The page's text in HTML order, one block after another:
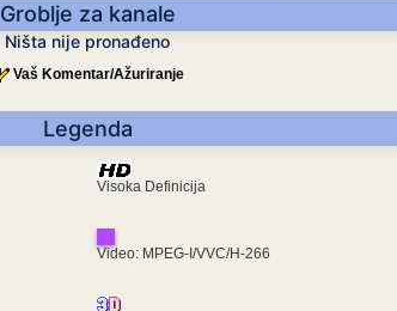
Groblje za kanale
Ništa nije pronađeno
Vaš Komentar/Ažuriranje
Legenda
Visoka Definicija
Video: MPEG-I/VVC/H-266